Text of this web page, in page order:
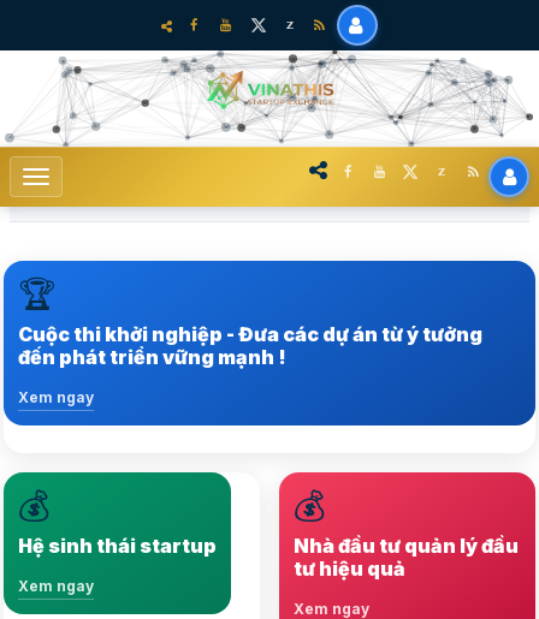
🏆
Cuộc thi khởi nghiệp - Đưa các dự án từ ý tưởng
đến phát triển vững mạnh !
Xem ngay
Trong hệ sinh thái khởi nghiệp sáng tạo tại Việt Nam
Xem ngay
💰
Hệ sinh thái startup
Xem ngay
Nâng tầm hệ sinh thái
Startup lên vị thế mới,
phát triển bền vững
Xem ngay
💰
Nhà đầu tư quản lý đầu
tư hiệu quả
Xem ngay
Lựa chọ nhiều startup